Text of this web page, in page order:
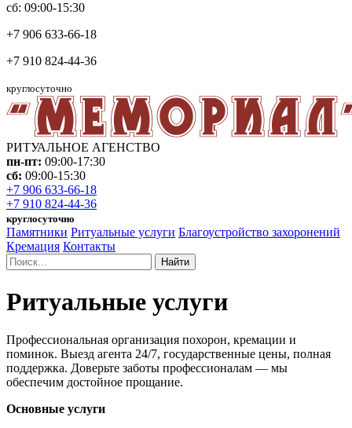
сб: 09:00-15:30
+7 906 633-66-18
+7 910 824-44-36
круглосуточно
РИТУАЛЬНОЕ АГЕНСТВО
пн-пт: 09:00-17:30
сб: 09:00-15:30
+7 906 633-66-18
+7 910 824-44-36
круглосуточно
Памятники Ритуальные услуги Благоустройство захоронений
Кремация Контакты
Найти
Ритуальные услуги
Профессиональная организация похорон, кремации и
поминок. Выезд агента 24/7, государственные цены, полная
поддержка. Доверьте заботы профессионалам — мы
обеспечим достойное прощание.
Основные услуги